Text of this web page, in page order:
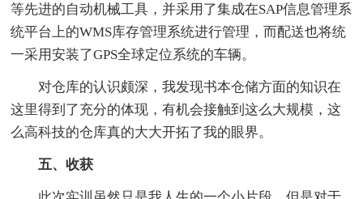
等先进的自动机械工具，并采用了集成在SAP信息管理系
统平台上的WMS库存管理系统进行管理，而配送也将统
一采用安装了GPS全球定位系统的车辆。
对仓库的认识颇深，我发现书本仓储方面的知识在
这里得到了充分的体现，有机会接触到这么大规模，这
么高科技的仓库真的大大开拓了我的眼界。
五、收获